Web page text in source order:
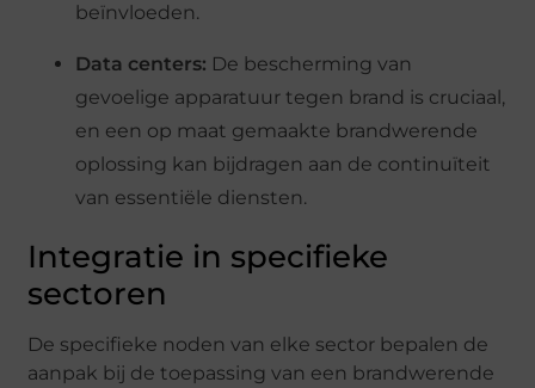
beïnvloeden.
Data centers: De bescherming van
gevoelige apparatuur tegen brand is cruciaal,
en een op maat gemaakte brandwerende
oplossing kan bijdragen aan de continuïteit
van essentiële diensten.
Integratie in specifieke
sectoren
De specifieke noden van elke sector bepalen de
aanpak bij de toepassing van een brandwerende